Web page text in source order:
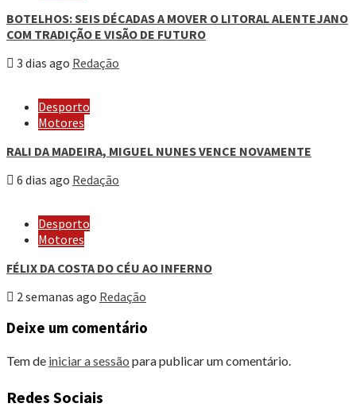
BOTELHOS: SEIS DÉCADAS A MOVER O LITORAL ALENTEJANO
COM TRADIÇÃO E VISÃO DE FUTURO
3 dias ago Redação
Desporto
Motores
RALI DA MADEIRA, MIGUEL NUNES VENCE NOVAMENTE
6 dias ago Redação
Desporto
Motores
FÉLIX DA COSTA DO CÉU AO INFERNO
2 semanas ago Redação
Deixe um comentário
Tem de iniciar a sessão para publicar um comentário.
Redes Sociais